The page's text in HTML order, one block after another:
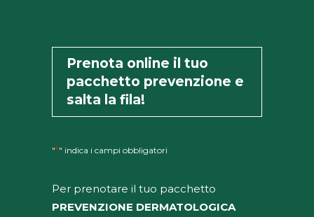
Prenota online il tuo
pacchetto prevenzione e
salta la fila!
"*" indica i campi obbligatori
Per prenotare il tuo pacchetto
PREVENZIONE DERMATOLOGICA